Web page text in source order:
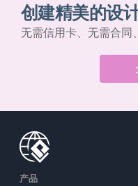
创建精美的设
无需信用卡、无需合同
产品